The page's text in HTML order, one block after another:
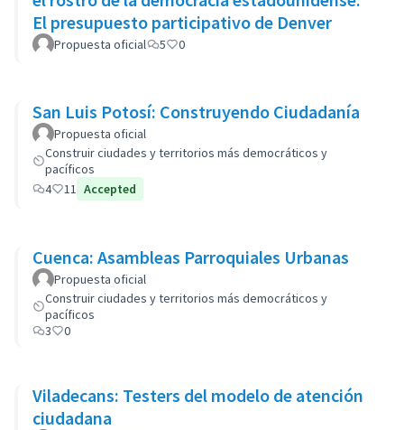
El presupuesto participativo de Denver
Propuesta oficial 5 0
San Luis Potosí: Construyendo Ciudadanía
Propuesta oficial
Construir ciudades y territorios más democráticos y
pacíficos
4
11 Accepted
Cuenca: Asambleas Parroquiales Urbanas
Propuesta oficial
Construir ciudades y territorios más democráticos y
pacíficos
3
0
Viladecans: Testers del modelo de atención
ciudadana